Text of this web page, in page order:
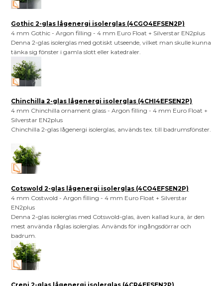
Gothic 2-glas lågenergi isolerglas (4CGO4EFSEN2P)
4 mm Gothic - Argon filling - 4 mm Euro Float + Silverstar EN2plus
Denna 2-glas isolerglas med gotiskt utseende, vilket man skulle kunna
tänka sig fönster i gamla slott eller katedraler.
Chinchilla 2-glas lågenergi isolerglas (4CHI4EFSEN2P)
4 mm Chinchilla ornament glass - Argon filling - 4 mm Euro Float +
Silverstar EN2plus
Chinchilla 2-glas lågenergi isolerglas, används tex. till badrumsfönster.
Cotswold 2-glas lågenergi isolerglas (4CO4EFSEN2P)
4 mm Costwold - Argon filling - 4 mm Euro Float + Silverstar
EN2plus
Denna 2-glas isolerglas med Cotswold-glas, även kallad kura, är den
mest använda råglas isolerglas. Används för ingångsdörrar och
badrum.